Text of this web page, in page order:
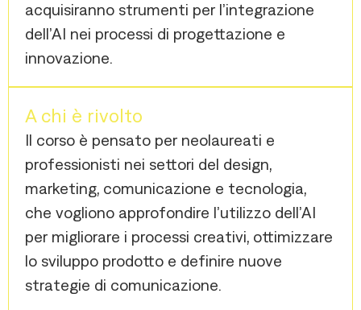
acquisiranno strumenti per l’integrazione
dell’AI nei processi di progettazione e
innovazione.
A chi è rivolto
Il corso è pensato per neolaureati e
professionisti nei settori del design,
marketing, comunicazione e tecnologia,
che vogliono approfondire l’utilizzo dell’AI
per migliorare i processi creativi, ottimizzare
lo sviluppo prodotto e definire nuove
strategie di comunicazione.